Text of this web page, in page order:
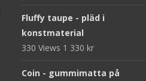
Fluffy taupe - pläd i
konstmaterial
330 Views 1 330 kr
Coin - gummimatta på